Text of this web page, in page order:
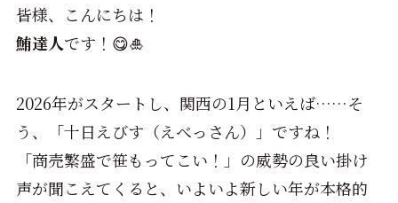
皆様、こんにちは！
鮪達人です！😋🎍
2026年がスタートし、関西の1月といえば……そ
う、「十日えびす（えべっさん）」ですね！
「商売繁盛で笹もってこい！」の威勢の良い掛け
声が聞こえてくると、いよいよ新しい年が本格的